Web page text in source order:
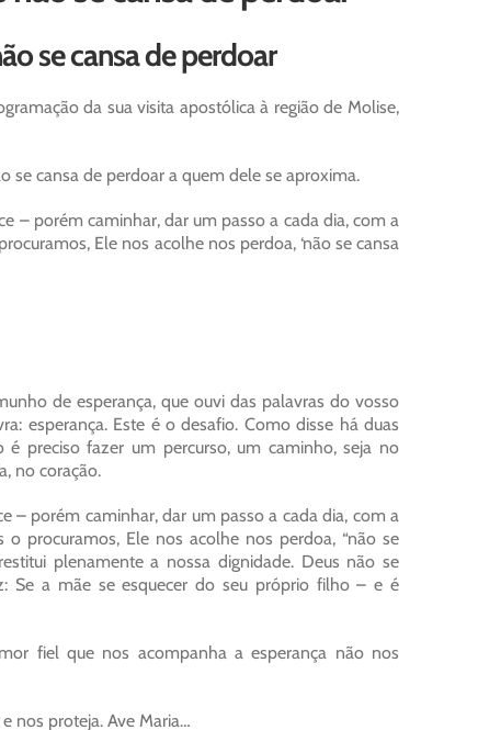
se cansa de perdoar
da sua visita apostólica à região de Molise,
se cansa de perdoar a quem dele se aproxima.
– porém caminhar, dar um passo a cada dia, com a
Ele nos acolhe nos perdoa, ‘não se cansa
de esperança, que ouvi das palavras do vosso
esperança. Este é o desafio. Como disse há duas
preciso fazer um percurso, um caminho, seja no
no coração.
– porém caminhar, dar um passo a cada dia, com a
procuramos, Ele nos acolhe nos perdoa, “não se
plenamente a nossa dignidade. Deus não se
Se a mãe se esquecer do seu próprio filho – e é
fiel que nos acompanha a esperança não nos
nos proteja. Ave Maria…